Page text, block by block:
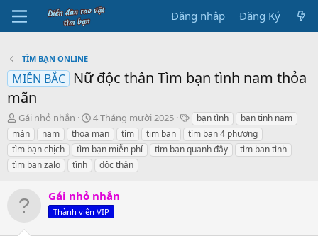
Đăng nhập Đăng Ký
TÌM BẠN ONLINE
MIỀN BẮC
Nữ độc thân Tìm bạn tình nam thỏa
mãn
B
ắ
t
đ
ầ
Gái nhỏ nhắn
N
g
à
y
b
t
đ
ầ
4 Tháng mười 2025
T
h
ẻ
bạn tình
ban tinh nam
màn
nam thoa man tìm tim ban
tìm bạn 4 phương
tìm bạn chịch
tìm bạn miễn phí tìm bạn quanh đây
tìm ban tình
tìm bạn zalo
tình độc thân
Gái nhỏ nhắn
Thành viên VIP